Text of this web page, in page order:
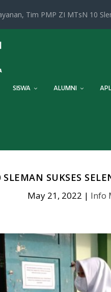
Tim PMP ZI MTsN 10
SISWA ALUMNI
SUKSES
May 21, 2022 | Info